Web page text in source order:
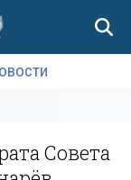
Совета